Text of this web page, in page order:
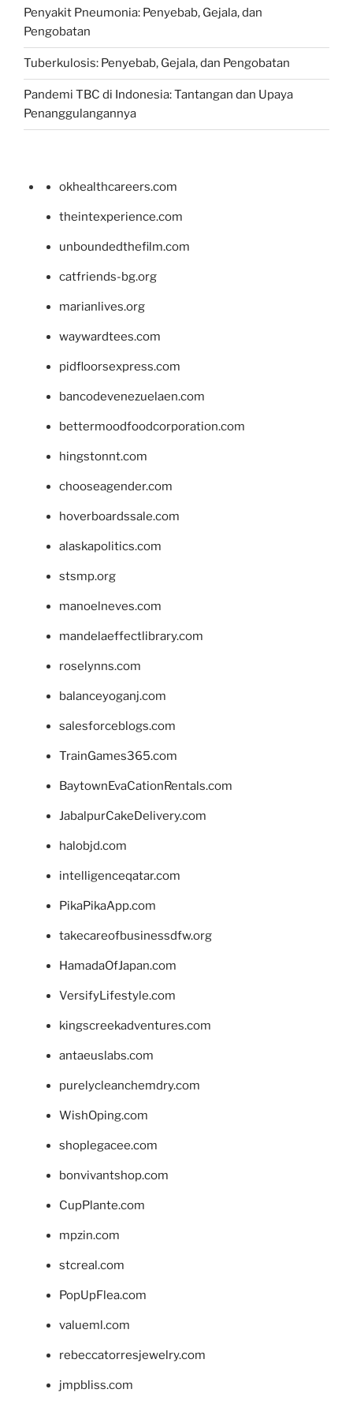
Penyakit Pneumonia: Penyebab, Gejala, dan
Pengobatan
Tuberkulosis: Penyebab, Gejala, dan Pengobatan
Pandemi TBC di Indonesia: Tantangan dan Upaya
Penanggulangannya
okhealthcareers.com
theintexperience.com
unboundedthefilm.com
catfriends-bg.org
marianlives.org
waywardtees.com
pidfloorsexpress.com
bancodevenezuelaen.com
bettermoodfoodcorporation.com
hingstonnt.com
chooseagender.com
hoverboardssale.com
alaskapolitics.com
stsmp.org
manoelneves.com
mandelaeffectlibrary.com
roselynns.com
balanceyoganj.com
salesforceblogs.com
TrainGames365.com
BaytownEvaCationRentals.com
JabalpurCakeDelivery.com
halobjd.com
intelligenceqatar.com
PikaPikaApp.com
takecareofbusinessdfw.org
HamadaOfJapan.com
VersifyLifestyle.com
kingscreekadventures.com
antaeuslabs.com
purelycleanchemdry.com
WishOping.com
shoplegacee.com
bonvivantshop.com
CupPlante.com
mpzin.com
stcreal.com
PopUpFlea.com
valueml.com
rebeccatorresjewelry.com
jmpbliss.com